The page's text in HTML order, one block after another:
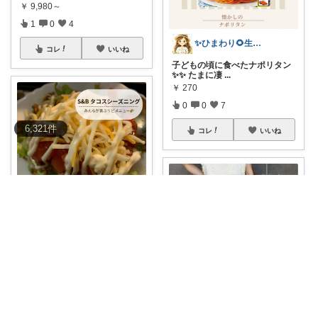
6,321件
￥ 9,980～
1 0 4
コレ いいね
✨ひまわり🌻生活雑貨・純喫茶✨
子どもの頃に食べたナポリタン
✨✨ たまに凄 ...
￥ 270
0 0 7
コレ いいね